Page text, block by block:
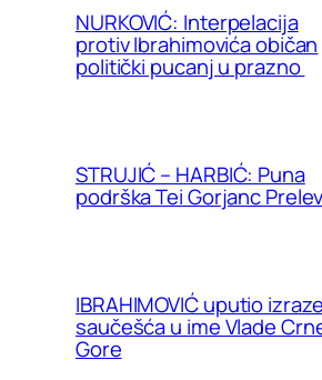
NURKOVIĆ: Interpelacija
protiv Ibrahimovića običan
politički pucanj u prazno
STRUJIĆ – HARBIĆ: Puna
podrška Tei Gorjanc
IBRAHIMOVIĆ uputio izraze
saučešća u ime Vlade
Gore